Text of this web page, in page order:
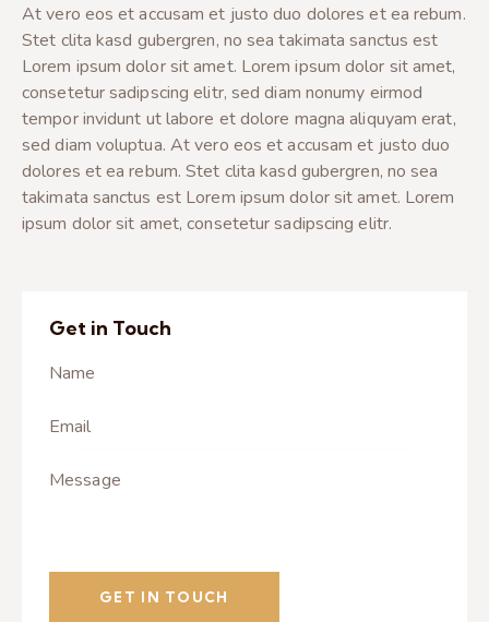
At vero eos et accusam et justo duo dolores et ea rebum.
Stet clita kasd gubergren, no sea takimata sanctus est
Lorem ipsum dolor sit amet. Lorem ipsum dolor sit amet,
consetetur sadipscing elitr, sed diam nonumy eirmod
tempor invidunt ut labore et dolore magna aliquyam erat,
sed diam voluptua. At vero eos et accusam et justo duo
dolores et ea rebum. Stet clita kasd gubergren, no sea
takimata sanctus est Lorem ipsum dolor sit amet. Lorem
ipsum dolor sit amet, consetetur sadipscing elitr.
Get in Touch